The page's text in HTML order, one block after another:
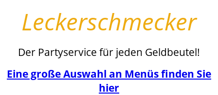
Leckerschmecker
Der Partyservice für jeden Geldbeutel!
Eine große Auswahl an Menüs finden Sie
hier